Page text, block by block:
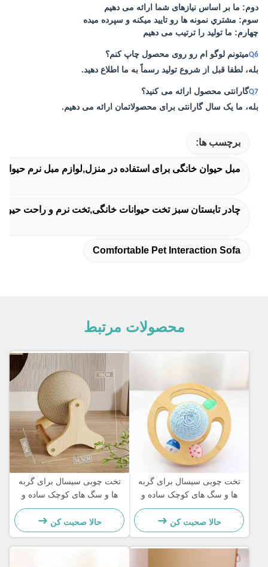
دوم: ما بر اساس نیازهای شما ارائه می دهیم
سوم: مشتري نمونه ها رو تاييد ميکنه و سپرده ميده
چهارم: ما تولید را ترتیب می دهیم
Q6میتونم لوگو ام رو روی محصول چاپ کنم؟
بله، لطفا قبل از شروع تولید رسماً به ما اطلاع دهید.
Q7گارانتی محصول ارائه می کنید؟
بله، ما یک سال گارانتی برای محصولاتمان ارائه می دهیم.
برچسب ها:
مبل حیوان خانگی برای استفاده در منزل,لوازم مبل نرم
چادر تابستان سبز تخت حیوانات خانگی,تخت نرم و راحت
Comfortable Pet Interaction Sofa
محصولات مرتبط
تخت چوبی سیسال برای گربه
ها و سگ های کوچک ساده و
عملی
حالا صحبت کن
تخت چوبی سیسال برای گربه
ها و سگ های کوچک ساده و
عملی
حالا صحبت کن